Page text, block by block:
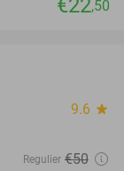
€22,50
9.6 star
Regulier €50